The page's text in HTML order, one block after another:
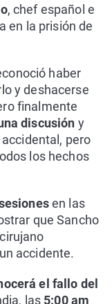
, chef español e
en la prisión de
haber
y deshacerse
finalmente
discusión y
pero
los hechos
en las
que Sancho
accidente.
el fallo del
las 5:00 am